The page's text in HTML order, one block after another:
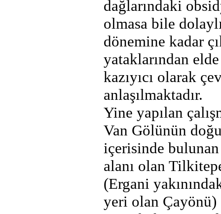
dağlarındaki
olmasa bile
dönemine kadar
yataklarından
kazıyıcı olarak
anlaşılmaktadır.
Yine yapılan
Van Gölünün
içerisinde
alanı olan
(Ergani
yeri olan